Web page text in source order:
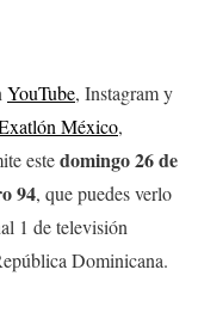
YouTube, Instagram y
México,
estedomingo 26de
94, que puedes verlo
1 de televisión
Dominicana.